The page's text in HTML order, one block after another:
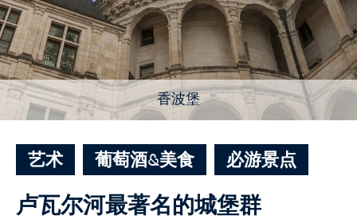
香波堡
艺术 葡萄酒&美食 必游景点
卢瓦尔河最著名的城堡群